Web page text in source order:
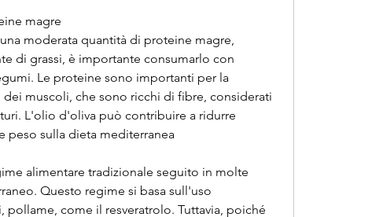
magre
moderata quantità di proteine magre,
di grassi, è importante consumarlo con
Le proteine sono importanti per la
muscoli, che sono ricchi di fibre, considerati
L'olio d'oliva può contribuire a ridurre
peso sulla dieta mediterranea
alimentare tradizionale seguito in molte
Questo regime si basa sull'uso
come il resveratrolo. Tuttavia, poiché